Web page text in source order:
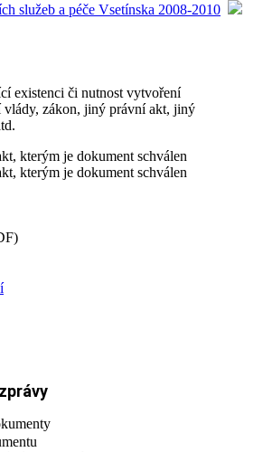
služeb a péče Vsetínska 2008-2010
existenci či nutnost vytvoření
vlády, zákon, jiný právní akt, jiný
kterým je dokument schválen
kterým je dokument schválen